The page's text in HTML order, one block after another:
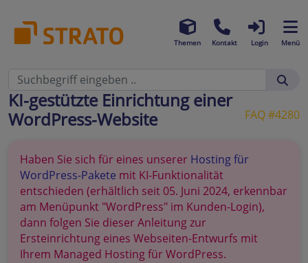
Themen Kontakt Login Menü
FAQ #4280
KI-gestützte Einrichtung einer
WordPress-Website
Haben Sie sich für eines unserer Hosting für
WordPress-Pakete mit KI-Funktionalität
entschieden (erhältlich seit 05. Juni 2024, erkennbar
am Menüpunkt "WordPress" im Kunden-Login),
dann folgen Sie dieser Anleitung zur
Ersteinrichtung eines Webseiten-Entwurfs mit
Ihrem Managed Hosting für WordPress.